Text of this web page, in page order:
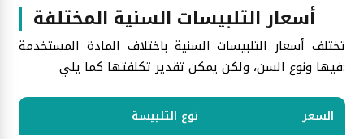
أسعار التلبيسات السنية المختلفة
تختلف أسعار التلبيسات السنية باختلاف المادة المستخدمة
فيها ونوع السن، ولكن يمكن تقدير تكلفتها كما يلي:
نوع التلبيسة السعر